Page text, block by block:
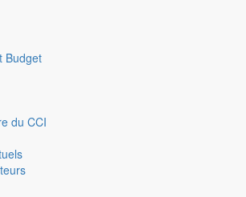
Budget
du CCI